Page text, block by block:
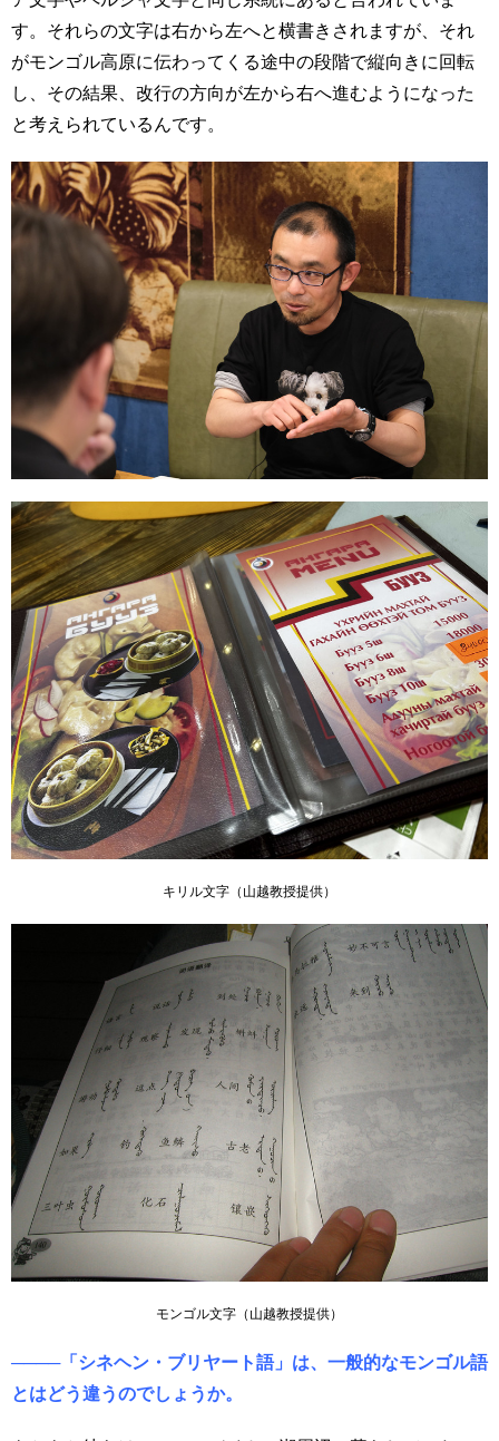
す。それらの文字は右から左へと横書きされますが、それ
がモンゴル高原に伝わってくる途中の段階で縦向きに回転
し、その結果、改行の方向が左から右へ進むようになった
と考えられているんです。
キリル文字（山越教授提供）
モンゴル文字（山越教授提供）
────「シネヘン・ブリヤート語」は、一般的なモンゴル語
とはどう違うのでしょうか。